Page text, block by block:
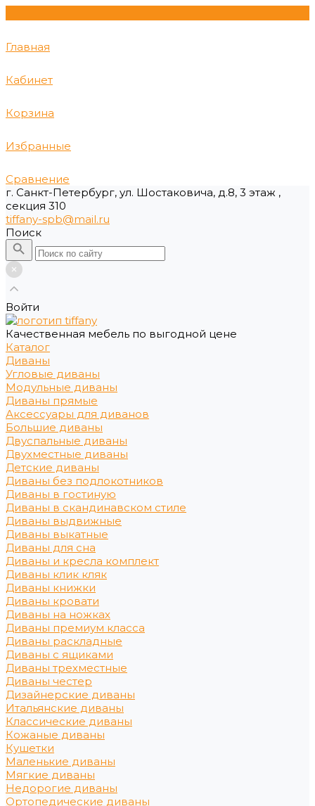
Главная
Кабинет
Корзина
Избранные
Сравнение
г. Санкт-Петербург, ул. Шостаковича, д.8, 3 этаж ,
секция 310
tiffany-spb@mail.ru
Поиск
Войти
Качественная мебель по выгодной цене
Каталог
Диваны
Угловые диваны
Модульные диваны
Диваны прямые
Аксессуары для диванов
Большие диваны
Двуспальные диваны
Двухместные диваны
Детские диваны
Диваны без подлокотников
Диваны в гостиную
Диваны в скандинавском стиле
Диваны выдвижные
Диваны выкатные
Диваны для сна
Диваны и кресла комплект
Диваны клик кляк
Диваны книжки
Диваны кровати
Диваны на ножках
Диваны премиум класса
Диваны раскладные
Диваны с ящиками
Диваны трехместные
Диваны честер
Дизайнерские диваны
Итальянские диваны
Классические диваны
Кожаные диваны
Кушетки
Маленькие диваны
Мягкие диваны
Недорогие диваны
Ортопедические диваны